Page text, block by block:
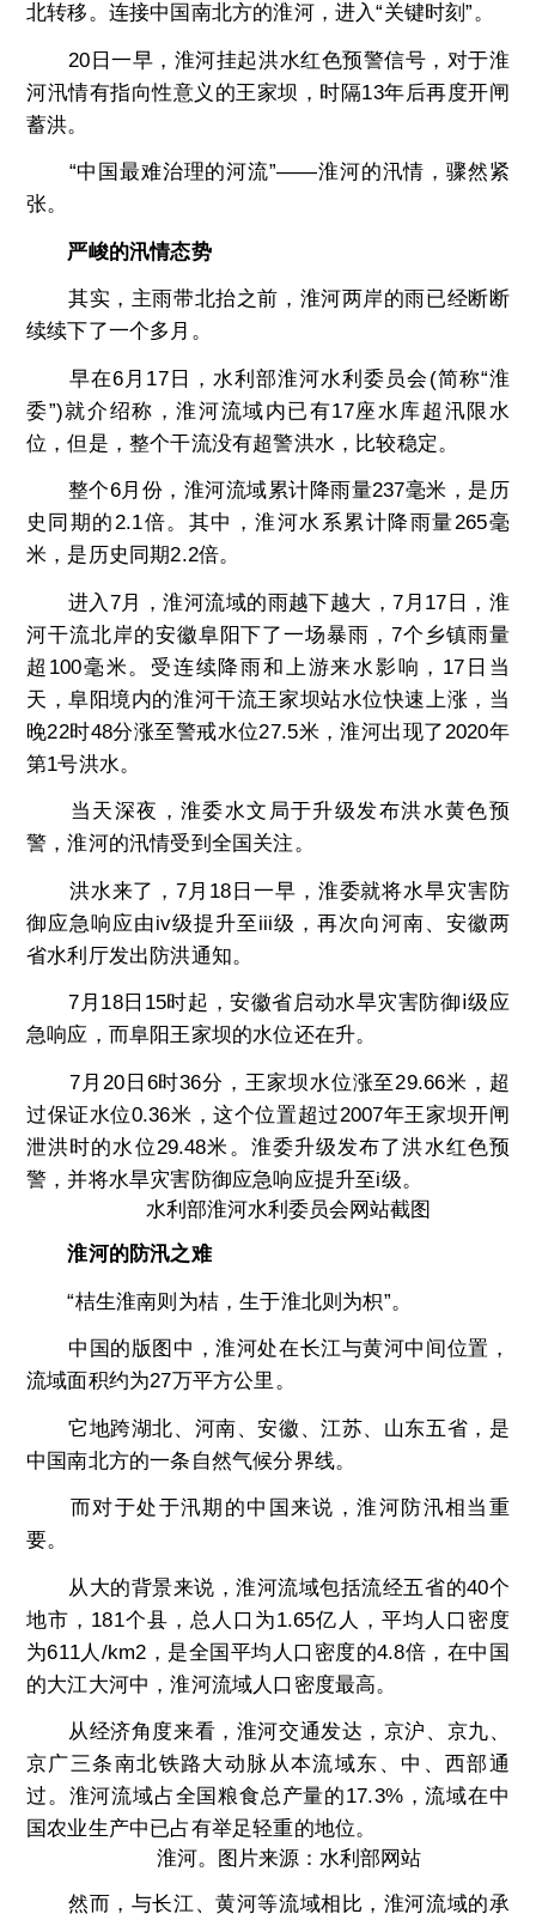
北转移。连接中国南北方的淮河，进入“关键时刻”。
20日一早，淮河挂起洪水红色预警信号，对于淮
河汛情有指向性意义的王家坝，时隔13年后再度开闸
蓄洪。
“中国最难治理的河流”——淮河的汛情，骤然紧
张。
严峻的汛情态势
其实，主雨带北抬之前，淮河两岸的雨已经断断
续续下了一个多月。
早在6月17日，水利部淮河水利委员会(简称“淮
委”)就介绍称，淮河流域内已有17座水库超汛限水
位，但是，整个干流没有超警洪水，比较稳定。
整个6月份，淮河流域累计降雨量237毫米，是历
史同期的2.1倍。其中，淮河水系累计降雨量265毫
米，是历史同期2.2倍。
进入7月，淮河流域的雨越下越大，7月17日，淮
河干流北岸的安徽阜阳下了一场暴雨，7个乡镇雨量
超100毫米。受连续降雨和上游来水影响，17日当
天，阜阳境内的淮河干流王家坝站水位快速上涨，当
晚22时48分涨至警戒水位27.5米，淮河出现了2020年
第1号洪水。
当天深夜，淮委水文局于升级发布洪水黄色预
警，淮河的汛情受到全国关注。
洪水来了，7月18日一早，淮委就将水旱灾害防
御应急响应由iv级提升至iii级，再次向河南、安徽两
省水利厅发出防洪通知。
7月18日15时起，安徽省启动水旱灾害防御ⅰ级应
急响应，而阜阳王家坝的水位还在升。
7月20日6时36分，王家坝水位涨至29.66米，超
过保证水位0.36米，这个位置超过2007年王家坝开闸
泄洪时的水位29.48米。淮委升级发布了洪水红色预
警，并将水旱灾害防御应急响应提升至i级。
水利部淮河水利委员会网站截图
淮河的防汛之难
“桔生淮南则为桔，生于淮北则为枳”。
中国的版图中，淮河处在长江与黄河中间位置，
流域面积约为27万平方公里。
它地跨湖北、河南、安徽、江苏、山东五省，是
中国南北方的一条自然气候分界线。
而对于处于汛期的中国来说，淮河防汛相当重
要。
从大的背景来说，淮河流域包括流经五省的40个
地市，181个县，总人口为1.65亿人，平均人口密度
为611人/km2，是全国平均人口密度的4.8倍，在中国
的大江大河中，淮河流域人口密度最高。
从经济角度来看，淮河交通发达，京沪、京九、
京广三条南北铁路大动脉从本流域东、中、西部通
过。淮河流域占全国粮食总产量的17.3%，流域在中
国农业生产中已占有举足轻重的地位。
淮河。图片来源：水利部网站
然而，与长江、黄河等流域相比，淮河流域的承